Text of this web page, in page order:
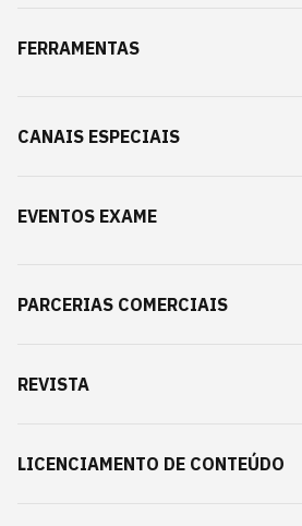
FERRAMENTAS
CANAIS ESPECIAIS
EVENTOS EXAME
PARCERIAS COMERCIAIS
REVISTA
LICENCIAMENTO DE CONTEÚDO